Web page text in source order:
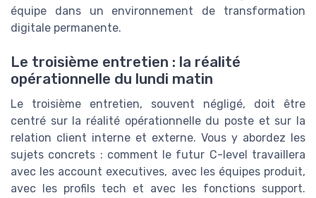
équipe dans un environnement de transformation
digitale permanente.
Le troisième entretien : la réalité
opérationnelle du lundi matin
Le troisième entretien, souvent négligé, doit être
centré sur la réalité opérationnelle du poste et sur la
relation client interne et externe. Vous y abordez les
sujets concrets : comment le futur C-level travaillera
avec les account executives, avec les équipes produit,
avec les profils tech et avec les fonctions support.